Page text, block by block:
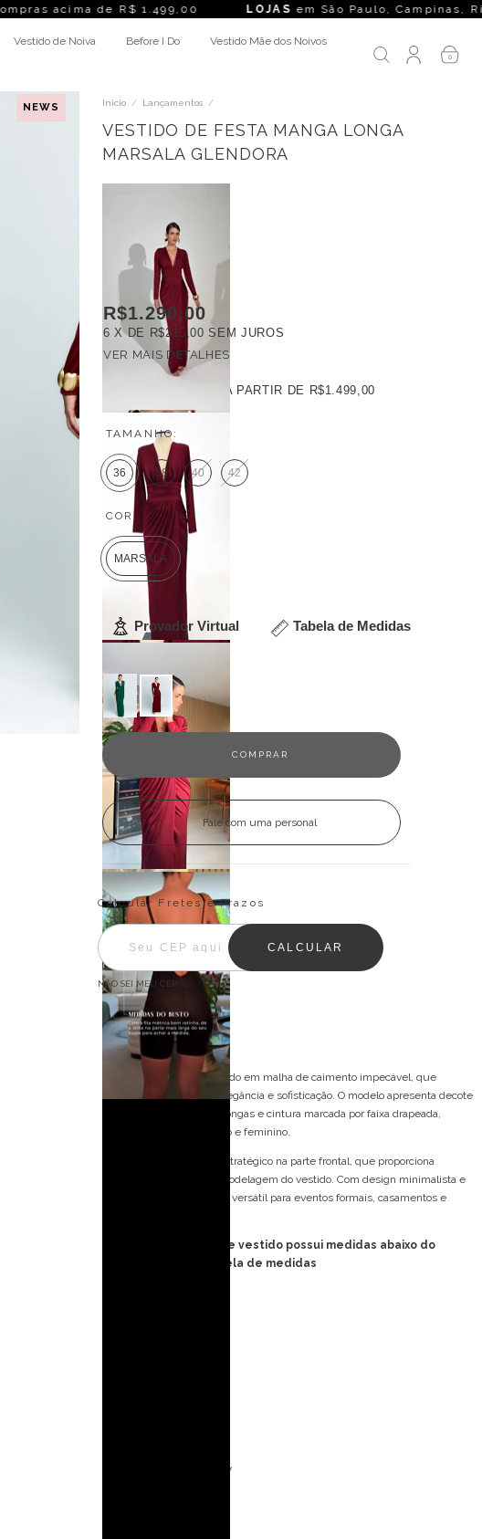
R$ 1.499,00LOJASem São Paulo, Campinas, Rio de Janeiro,
Vestido de Noiva Before I Do Vestido Mãe dos Noivos
0
NEWS Início / Lançamentos /
VESTIDO DE FESTA MANGA LONGA
MARSALA GLENDORA
R$1.290,00
6 X DE R$215,00 SEM JUROS
VER MAIS DETALHES
A PARTIR DE R$1.499,00
TAMANHO:
36 38 40 42
COR:
MARSALA
Provador Virtual Tabela de Medidas
Fale com uma personal
Entregas para o CEP:
Calcular Fretes e Prazos
CALCULAR
NÃO SEI MEU CEP
Descrição
Vestido longo confeccionado em malha de caimento impecável, que
valoriza a silhueta com elegância e sofisticação. O modelo apresenta decote
profundo em V, mangas longas e cintura marcada por faixa drapeada,
criando um visual refinado e feminino.
A saia possui drapeado estratégico na parte frontal, que proporciona
movimento e destaca a modelagem do vestido. Com design minimalista e
atemporal, é uma escolha versátil para eventos formais, casamentos e
FORMA PEQUENA: esse vestido possui medidas abaixo do
padrão, consulte tabela de medidas
Decote profundo em V